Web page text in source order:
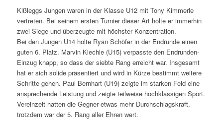
Kißleggs Jungen waren in der Klasse U12 mit Tony Kimmerle
vertreten. Bei seinem ersten Turnier dieser Art holte er immerhin
zwei Siege und überzeugte mit höchster Konzentration.
Bei den Jungen U14 holte Ryan Schöfer in der Endrunde einen
guten 6. Platz. Marvin Kiechle (U15) verpasste den Endrunden-
Einzug knapp, so dass der siebte Rang erreicht war. Insgesamt
hat er sich solide präsentiert und wird in Kürze bestimmt weitere
Schritte gehen. Paul Bernhart (U19) zeigte im starken Feld eine
ansprechende Leistung und zeigte teilweise hochklassigen Sport.
Vereinzelt hatten die Gegner etwas mehr Durchschlagskraft,
trotzdem war der 5. Rang aller Ehren wert.